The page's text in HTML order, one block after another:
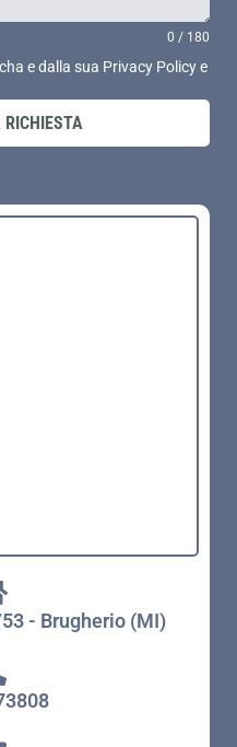
0 / 180
e dalla sua Privacy Policye
- Brugherio (MI)